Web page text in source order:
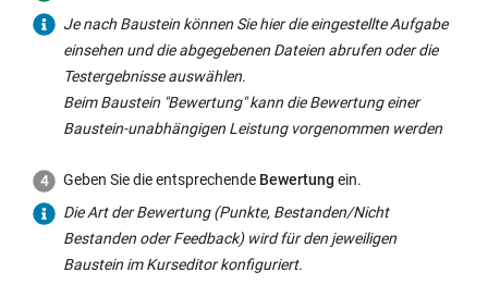
Je nach Baustein können Sie hier die eingestellte Aufgabe
einsehen und die abgegebenen Dateien abrufen oder die
Testergebnisse auswählen.
Beim Baustein "Bewertung" kann die Bewertung einer
Baustein-unabhängigen Leistung vorgenommen werden
Geben Sie die entsprechende Bewertung ein.
Die Art der Bewertung (Punkte, Bestanden/Nicht
Bestanden oder Feedback) wird für den jeweiligen
Baustein im Kurseditor konfiguriert.